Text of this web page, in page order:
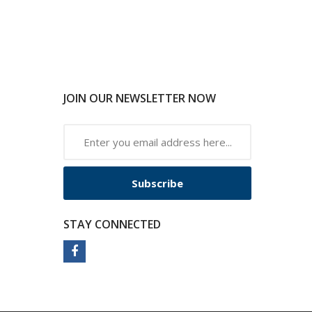
JOIN OUR NEWSLETTER NOW
Subscribe
STAY CONNECTED